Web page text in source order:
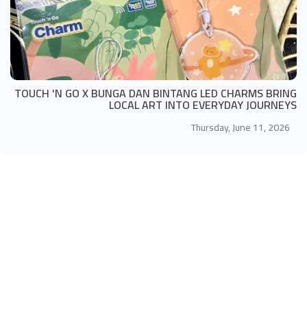
TOUCH 'N GO X BUNGA DAN BINTANG LED CHARMS BRING
LOCAL ART INTO EVERYDAY JOURNEYS
Thursday, June 11, 2026